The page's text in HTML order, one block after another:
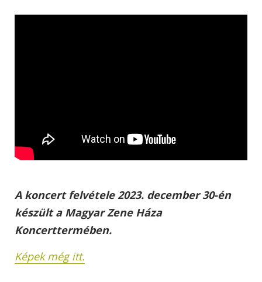
A koncert felvétele 2023. december 30-én
készült a Magyar Zene Háza
Koncerttermében.
Képek még itt.